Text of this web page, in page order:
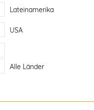
Lateinamerika
USA
Alle Länder